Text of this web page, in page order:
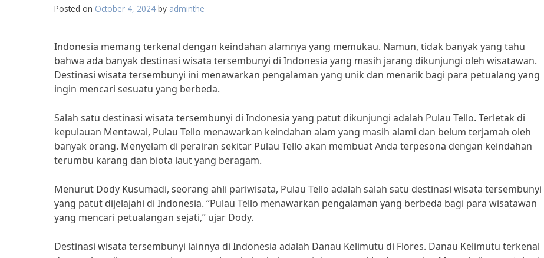
Posted on October 4, 2024 by adminthe
Indonesia memang terkenal dengan keindahan alamnya yang memukau. Namun, tidak banyak yang tahu
bahwa ada banyak destinasi wisata tersembunyi di Indonesia yang masih jarang dikunjungi oleh wisatawan.
Destinasi wisata tersembunyi ini menawarkan pengalaman yang unik dan menarik bagi para petualang yang
ingin mencari sesuatu yang berbeda.
Salah satu destinasi wisata tersembunyi di Indonesia yang patut dikunjungi adalah Pulau Tello. Terletak di
kepulauan Mentawai, Pulau Tello menawarkan keindahan alam yang masih alami dan belum terjamah oleh
banyak orang. Menyelam di perairan sekitar Pulau Tello akan membuat Anda terpesona dengan keindahan
terumbu karang dan biota laut yang beragam.
Menurut Dody Kusumadi, seorang ahli pariwisata, Pulau Tello adalah salah satu destinasi wisata tersembunyi
yang patut dijelajahi di Indonesia. “Pulau Tello menawarkan pengalaman yang berbeda bagi para wisatawan
yang mencari petualangan sejati,” ujar Dody.
Destinasi wisata tersembunyi lainnya di Indonesia adalah Danau Kelimutu di Flores. Danau Kelimutu terkenal